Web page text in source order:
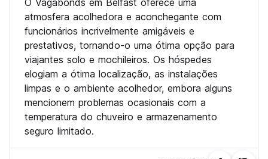
O Vagabonds em Belfast oferece uma
atmosfera acolhedora e aconchegante com
funcionários incrivelmente amigáveis e
prestativos, tornando-o uma ótima opção para
viajantes solo e mochileiros. Os hóspedes
elogiam a ótima localização, as instalações
limpas e o ambiente acolhedor, embora alguns
mencionem problemas ocasionais com a
temperatura do chuveiro e armazenamento
seguro limitado.